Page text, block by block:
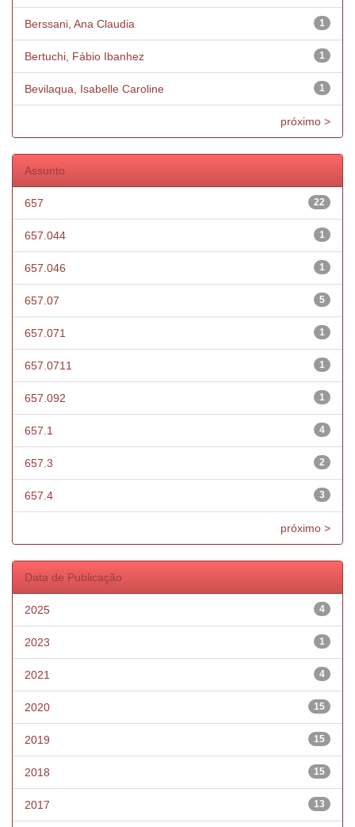
1
Berssani, Ana Claudia
1
Bertuchi, Fábio Ibanhez
1
Bevilaqua, Isabelle Caroline
próximo >
Assunto
22
657
1
657.044
1
657.046
5
657.07
1
657.071
1
657.0711
1
657.092
4
657.1
2
657.3
3
657.4
próximo >
Data de Publicação
4
2025
1
2023
4
2021
15
2020
15
2019
15
2018
13
2017